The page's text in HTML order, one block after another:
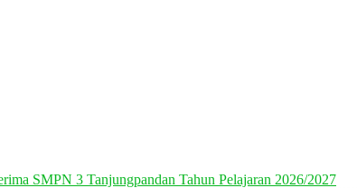
SMPN 3 Tanjungpandan Tahun Pelajaran 2026/2027